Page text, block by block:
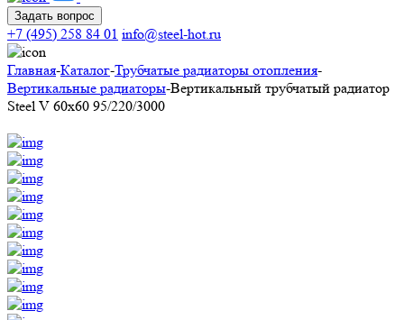
Задать вопрос
+7 (495) 258 84 01 info@steel-hot.ru
Главная-Каталог-Трубчатые радиаторы отопления-
Вертикальные радиаторы-Вертикальный трубчатый радиатор
Steel V 60х60 95/220/3000